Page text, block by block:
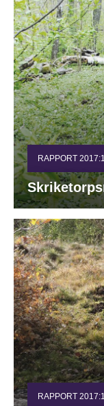
RAPPORT
RAPPORT